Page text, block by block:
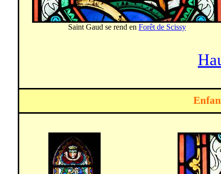
Saint Gaud se rend en Forêt de Scissy